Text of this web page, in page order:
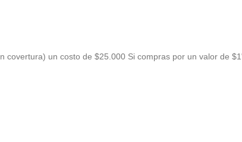
un costo de $25.000 Si compras por un valor de